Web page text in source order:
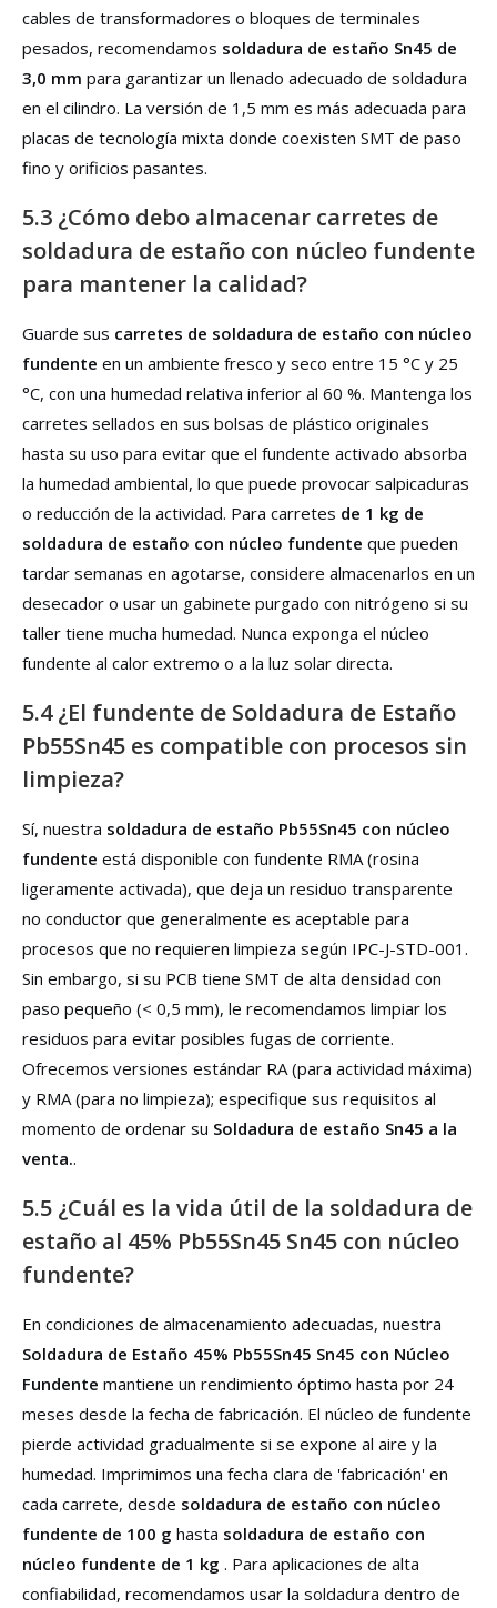
cables de transformadores o bloques de terminales
pesados, recomendamos soldadura de estaño Sn45 de
3,0 mm para garantizar un llenado adecuado de soldadura
en el cilindro. La versión de 1,5 mm es más adecuada para
placas de tecnología mixta donde coexisten SMT de paso
fino y orificios pasantes.
5.3 ¿Cómo debo almacenar carretes de
soldadura de estaño con núcleo fundente
para mantener la calidad?
Guarde sus carretes de soldadura de estaño con núcleo
fundente en un ambiente fresco y seco entre 15 °C y 25
°C, con una humedad relativa inferior al 60 %. Mantenga los
carretes sellados en sus bolsas de plástico originales
hasta su uso para evitar que el fundente activado absorba
la humedad ambiental, lo que puede provocar salpicaduras
o reducción de la actividad. Para carretes de 1 kg de
soldadura de estaño con núcleo fundente que pueden
tardar semanas en agotarse, considere almacenarlos en un
desecador o usar un gabinete purgado con nitrógeno si su
taller tiene mucha humedad. Nunca exponga el núcleo
fundente al calor extremo o a la luz solar directa.
5.4 ¿El fundente de Soldadura de Estaño
Pb55Sn45 es compatible con procesos sin
limpieza?
Sí, nuestra soldadura de estaño Pb55Sn45 con núcleo
fundente está disponible con fundente RMA (rosina
ligeramente activada), que deja un residuo transparente
no conductor que generalmente es aceptable para
procesos que no requieren limpieza según IPC-J-STD-001.
Sin embargo, si su PCB tiene SMT de alta densidad con
paso pequeño (< 0,5 mm), le recomendamos limpiar los
residuos para evitar posibles fugas de corriente.
Ofrecemos versiones estándar RA (para actividad máxima)
y RMA (para no limpieza); especifique sus requisitos al
momento de ordenar su Soldadura de estaño Sn45 a la
venta..
5.5 ¿Cuál es la vida útil de la soldadura de
estaño al 45% Pb55Sn45 Sn45 con núcleo
fundente?
En condiciones de almacenamiento adecuadas, nuestra
Soldadura de Estaño 45% Pb55Sn45 Sn45 con Núcleo
Fundente mantiene un rendimiento óptimo hasta por 24
meses desde la fecha de fabricación. El núcleo de fundente
pierde actividad gradualmente si se expone al aire y la
humedad. Imprimimos una fecha clara de 'fabricación' en
cada carrete, desde soldadura de estaño con núcleo
fundente de 100 g hasta soldadura de estaño con
núcleo fundente de 1 kg . Para aplicaciones de alta
confiabilidad, recomendamos usar la soldadura dentro de